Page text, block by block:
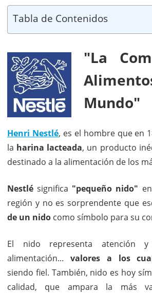
Tabla de Contenidos
"La
Mundo"
Henri Nestlé, es el hombre que en
la harina lacteada, un producto
destinado a la alimentación de los
Nestlé significa "pequeño nido"
región y no es sorprendente que
de un nido como símbolo para su
El nido representa atención y
alimentación... valores a los
siendo fiel. También, nido es hoy
calidad, que ampara la más